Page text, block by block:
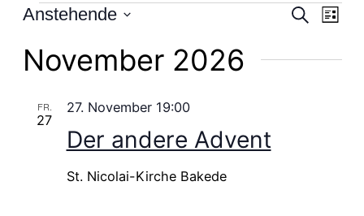
Veranstaltungen Suche
Liste
Anstehende
wählen.
November 2026
FR.
27
Der andere Advent
27. November 19:00
St. Nicolai-Kirche Bakede